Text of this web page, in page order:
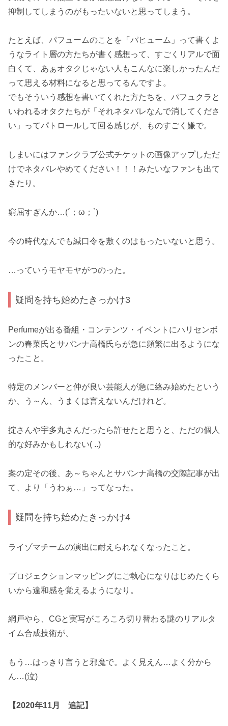
抑制してしまうのがもったいないと思ってしまう。
たとえば、パフュームのことを「パヒューム」って書くよ
うなライト層の方たちが書く感想って、すごくリアルで面
白くて、あぁオタクじゃない人もこんなに楽しかったんだ
って思える材料になると思ってるんですよ。
でもそういう感想を書いてくれた方たちを、パフュクラと
いわれるオタクたちが「それネタバレなんで消してくださ
い」ってパトロールして回る感じが、ものすごく嫌で。
しまいにはファンクラブ公式チケットの画像アップしただ
けでネタバレやめてください！！！みたいなファンも出て
きたり。
窮屈すぎんか…(´；ω；`)
今の時代なんでも緘口令を敷くのはもったいないと思う。
…っていうモヤモヤがつのった。
疑問を持ち始めたきっかけ3
Perfumeが出る番組・コンテンツ・イベントにハリセンボ
ンの春菜氏とサバンナ高橋氏らが急に頻繁に出るようにな
ったこと。
特定のメンバーと仲が良い芸能人が急に絡み始めたという
か、う～ん、うまくは言えないんだけれど。
掟さんや宇多丸さんだったら許せたと思うと、ただの個人
的な好みかもしれない( ..)
案の定その後、あ～ちゃんとサバンナ高橋の交際記事が出
て、より「うわぁ…」ってなった。
疑問を持ち始めたきっかけ4
ライゾマチームの演出に耐えられなくなったこと。
プロジェクションマッピングにご執心になりはじめたくら
いから違和感を覚えるようになり。
網戸やら、CGと実写がころころ切り替わる謎のリアルタ
イム合成技術が、
もう…はっきり言うと邪魔で。よく見えん…よく分から
ん…(泣)
【2020年11月 追記】